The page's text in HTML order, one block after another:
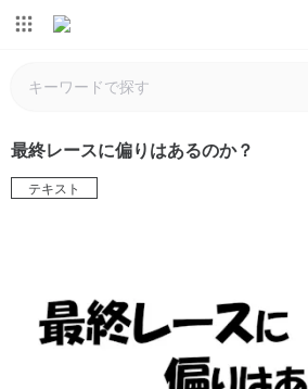
最終レースに偏りはあるのか？
テキスト